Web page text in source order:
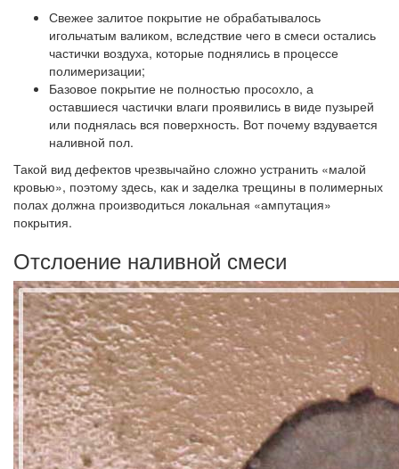
Свежее залитое покрытие не обрабатывалось
игольчатым валиком, вследствие чего в смеси остались
частички воздуха, которые поднялись в процессе
полимеризации;
Базовое покрытие не полностью просохло, а
оставшиеся частички влаги проявились в виде пузырей
или поднялась вся поверхность. Вот почему вздувается
наливной пол.
Такой вид дефектов чрезвычайно сложно устранить «малой
кровью», поэтому здесь, как и заделка трещины в полимерных
полах должна производиться локальная «ампутация»
покрытия.
Отслоение наливной смеси